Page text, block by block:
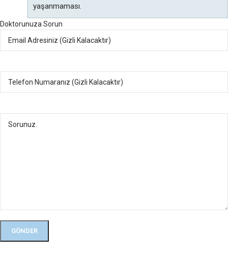
yaşanmaması.
Doktorunuza Sorun